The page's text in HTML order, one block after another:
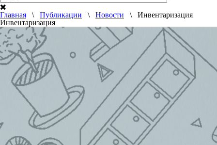
Главная \ Публикации \ Новости \ Инвентаризация
Инвентаризация